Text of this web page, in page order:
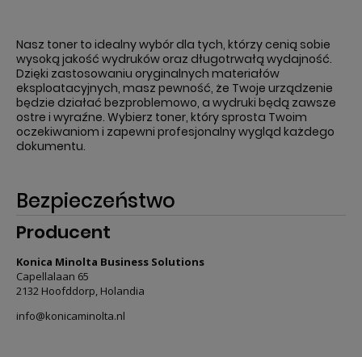
Nasz toner to idealny wybór dla tych, którzy cenią sobie
wysoką jakość wydruków oraz długotrwałą wydajność.
Dzięki zastosowaniu oryginalnych materiałów
eksploatacyjnych, masz pewność, że Twoje urządzenie
będzie działać bezproblemowo, a wydruki będą zawsze
ostre i wyraźne. Wybierz toner, który sprosta Twoim
oczekiwaniom i zapewni profesjonalny wygląd każdego
dokumentu.
Bezpieczeństwo
Producent
Konica Minolta Business Solutions
Capellalaan 65
2132 Hoofddorp, Holandia
info@konicaminolta.nl